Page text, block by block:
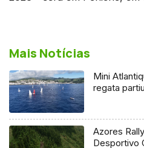
Mais Notícias
Mini
regata
Azores
Desportivo